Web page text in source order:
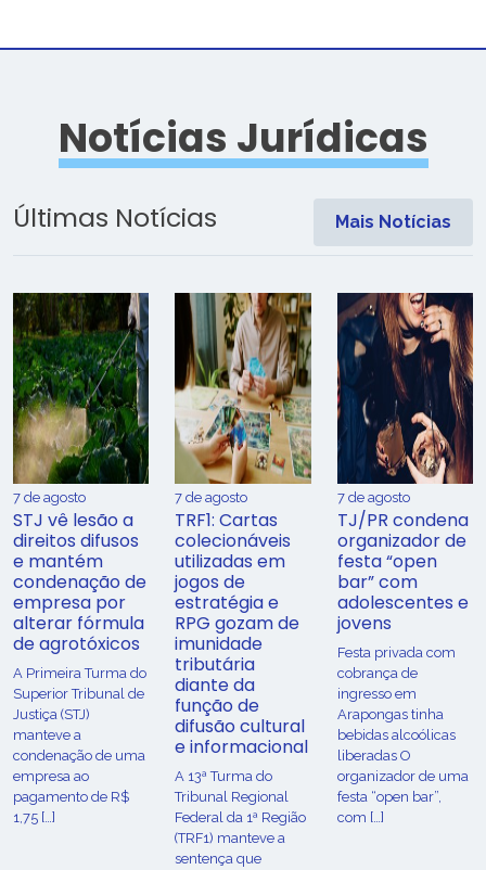
Notícias Jurídicas
Últimas Notícias Mais Notícias
7 de agosto
STJ vê lesão a
direitos difusos
e mantém
condenação de
empresa por
alterar fórmula
de agrotóxicos
​A Primeira Turma do
Superior Tribunal de
Justiça (STJ)
manteve a
condenação de uma
empresa ao
pagamento de R$
1,75 […]
7 de agosto
TRF1: Cartas
colecionáveis
utilizadas em
jogos de
estratégia e
RPG gozam de
imunidade
tributária
diante da
função de
difusão cultural
e informacional
A 13ª Turma do
Tribunal Regional
Federal da 1ª Região
(TRF1) manteve a
sentença que
7 de agosto
TJ/PR condena
organizador de
festa “open
bar” com
adolescentes e
jovens
Festa privada com
cobrança de
ingresso em
Arapongas tinha
bebidas alcoólicas
liberadas O
organizador de uma
festa “open bar”,
com […]